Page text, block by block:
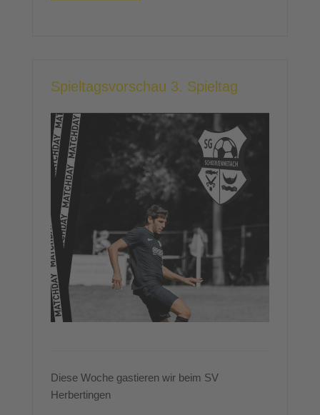
Spieltagsvorschau 3. Spieltag
Diese Woche gastieren wir beim SV
Herbertingen